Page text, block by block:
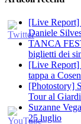
[Live Report]
Daniele
TANCA
biglietti dei
[Live Report]
tappa a
[Photostory]
Tour al
Suzanne
25 luglio